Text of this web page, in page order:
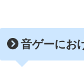
音ゲーにお